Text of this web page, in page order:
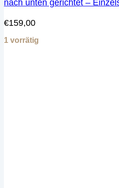
nach unten gerichtet –
€159,00
1 vorrätig